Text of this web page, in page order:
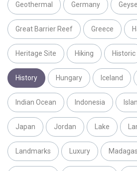
Geothermal Germany
Great Barrier Reef Greece
Heritage Site Hiking Historic
History Hungary Iceland
Indian Ocean Indonesia
Japan Jordan Lake
Landmarks Luxury